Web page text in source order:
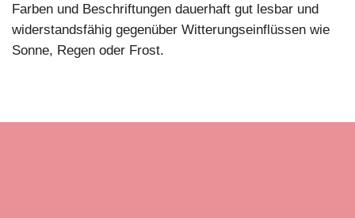
Farben und Beschriftungen dauerhaft gut lesbar und
widerstandsfähig gegenüber Witterungseinflüssen wie
Sonne, Regen oder Frost.